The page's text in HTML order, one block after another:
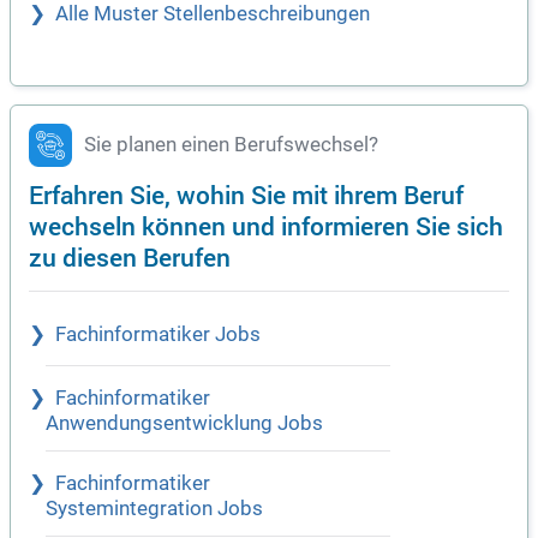
Alle Muster Stellenbeschreibungen
Sie planen einen Berufswechsel?
Erfahren Sie, wohin Sie mit ihrem Beruf
wechseln können und informieren Sie sich
zu diesen Berufen
Fachinformatiker Jobs
Fachinformatiker
Anwendungsentwicklung Jobs
Fachinformatiker
Systemintegration Jobs